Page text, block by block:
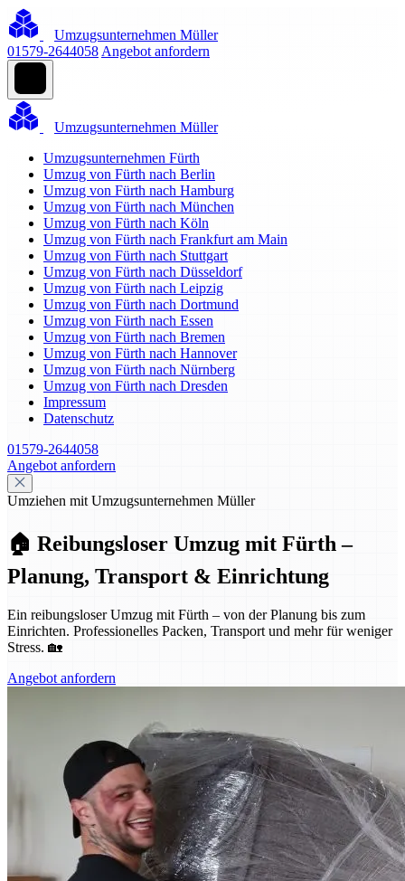
Umzugsunternehmen Müller
01579-2644058 Angebot anfordern
Umzugsunternehmen Müller
Umzugsunternehmen Fürth
Umzug von Fürth nach Berlin
Umzug von Fürth nach Hamburg
Umzug von Fürth nach München
Umzug von Fürth nach Köln
Umzug von Fürth nach Frankfurt am Main
Umzug von Fürth nach Stuttgart
Umzug von Fürth nach Düsseldorf
Umzug von Fürth nach Leipzig
Umzug von Fürth nach Dortmund
Umzug von Fürth nach Essen
Umzug von Fürth nach Bremen
Umzug von Fürth nach Hannover
Umzug von Fürth nach Nürnberg
Umzug von Fürth nach Dresden
Impressum
Datenschutz
01579-2644058
Angebot anfordern
Umziehen mit Umzugsunternehmen Müller
🏠 Reibungsloser Umzug mit Fürth –
Planung, Transport & Einrichtung
Ein reibungsloser Umzug mit Fürth – von der Planung bis zum
Einrichten. Professionelles Packen, Transport und mehr für weniger
Stress. 🏡
Angebot anfordern